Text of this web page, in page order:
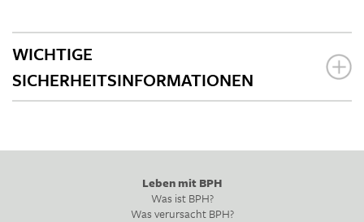
WICHTIGE
SICHERHEITSINFORMATIONEN
Leben mit BPH
Was ist BPH?
Was verursacht BPH?